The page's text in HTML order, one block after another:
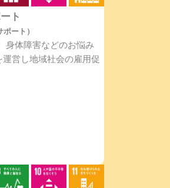
ト
ート）
身体障害などのお悩み
営し地域社会の雇用促